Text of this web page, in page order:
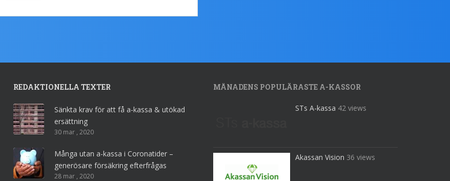
REDAKTIONELLA TEXTER
Sänkta krav för att få a-kassa & utökad
ersättning
30 mar , 2020
Många utan a-kassa i Coronatider –
generösare försäkring efterfrågas
28 mar , 2020
MÅNADENS POPULÄRASTE A-KASSOR
STs A-kassa 42 views
Akassan Vision 36 views